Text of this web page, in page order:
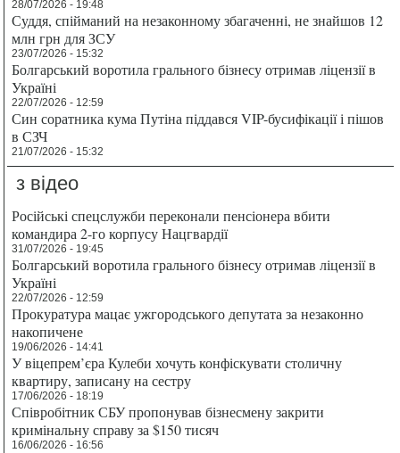
28/07/2026 - 19:48
Суддя, спійманий на незаконному збагаченні, не знайшов 12
млн грн для ЗСУ
23/07/2026 - 15:32
Болгарський воротила грального бізнесу отримав ліцензії в
Україні
22/07/2026 - 12:59
Син соратника кума Путіна піддався VIP-бусифікації і пішов
в СЗЧ
21/07/2026 - 15:32
з відео
Російські спецслужби переконали пенсіонера вбити
командира 2-го корпусу Нацгвардії
31/07/2026 - 19:45
Болгарський воротила грального бізнесу отримав ліцензії в
Україні
22/07/2026 - 12:59
Прокуратура мацає ужгородського депутата за незаконно
накопичене
19/06/2026 - 14:41
У віцепрем’єра Кулеби хочуть конфіскувати столичну
квартиру, записану на сестру
17/06/2026 - 18:19
Співробітник СБУ пропонував бізнесмену закрити
кримінальну справу за $150 тисяч
16/06/2026 - 16:56